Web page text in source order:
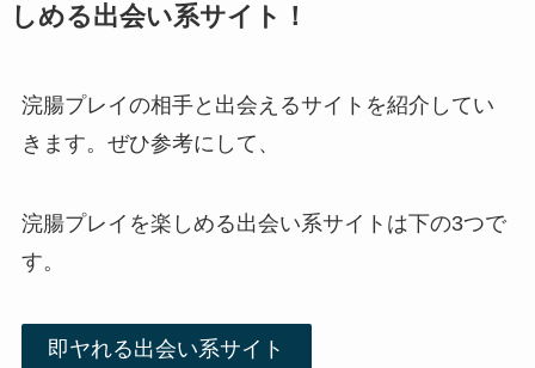
しめる出会い系サイト！
浣腸プレイの相手と出会えるサイトを紹介してい
きます。ぜひ参考にして、
浣腸プレイを楽しめる出会い系サイトは下の3つで
す。
即ヤれる出会い系サイト